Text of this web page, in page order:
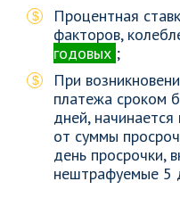
Процентная
факторов,
годовых ;
При
платежа сроком
дней,
от суммы
день просрочки,
нештрафуемые 5